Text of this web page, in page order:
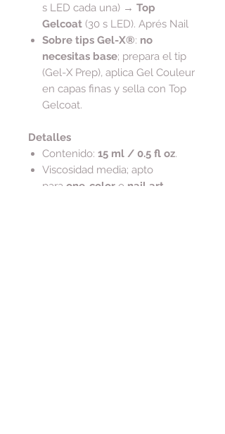
s LED cada una) → Top
Gelcoat (30 s LED). Aprés Nail
Sobre tips Gel-X®: no
necesitas base; prepara el tip
(Gel-X Prep), aplica Gel Couleur
en capas finas y sella con Top
Gelcoat.
Detalles
Contenido: 15 ml / 0.5 fl oz.
Viscosidad media; apto
para one-color o nail art